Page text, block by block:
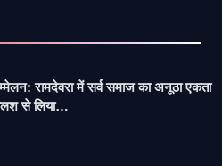
रामदेवरा में सर्व समाज का अनूठा एकता
से लिया…